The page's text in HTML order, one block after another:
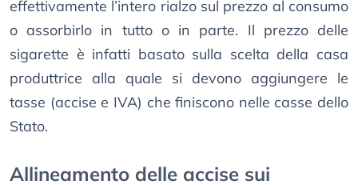
effettivamente l’intero rialzo sul prezzo al consumo
o assorbirlo in tutto o in parte. Il prezzo delle
sigarette è infatti basato sulla scelta della casa
produttrice alla quale si devono aggiungere le
tasse (accise e IVA) che finiscono nelle casse dello
Stato.
Allineamento delle accise sui